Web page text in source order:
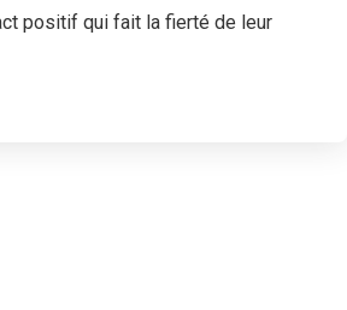
positif qui fait la fierté de leur